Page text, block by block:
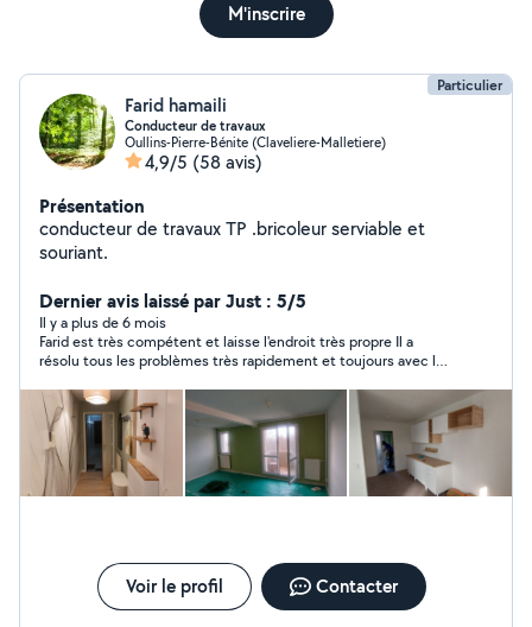
M'inscrire
Particulier
Farid hamaili
Conducteur de travaux
Oullins-Pierre-Bénite (Claveliere-Malletiere)
4,9/5 (58 avis)
Présentation
conducteur de travaux TP .bricoleur serviable et
souriant.
Dernier avis laissé par Just : 5/5
Il y a plus de 6 mois
Farid est très compétent et laisse l'endroit très propre Il a
résolu tous les problèmes très rapidement et toujours avec le
Voir le profil Contacter